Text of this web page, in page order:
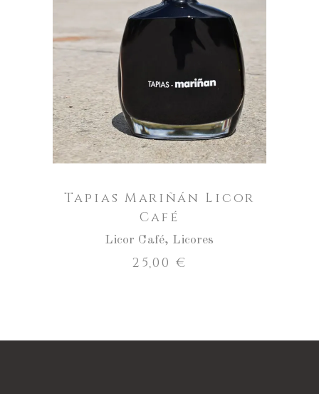
AÑADIR AL CARRITO
Tapias Mariñán Licor
Café
Licor Café, Licores
25,00€